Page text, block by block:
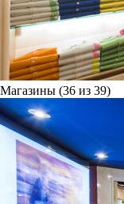
Магазины (36 из 39)